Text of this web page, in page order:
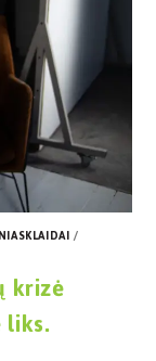
/
krizė